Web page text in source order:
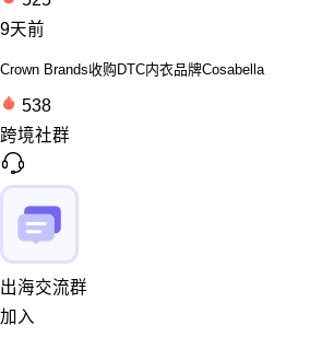
9天前
Crown Brands收购DTC内衣品牌Cosabella
538
跨境社群
出海交流群
加入